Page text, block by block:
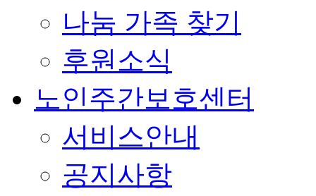
나눔 가족 찾기
후원소식
노인주간보호센터
서비스안내
공지사항